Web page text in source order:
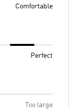
Comfortable
Perfect
Too large